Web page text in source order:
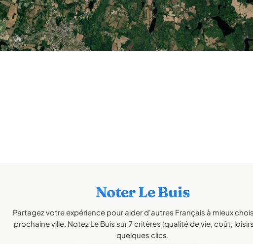
Noter Le Buis
Partagez votre expérience pour aider d'autres Français à mieux
prochaine ville. Notez Le Buis sur 7 critères (qualité de vie, coût,
quelques clics.